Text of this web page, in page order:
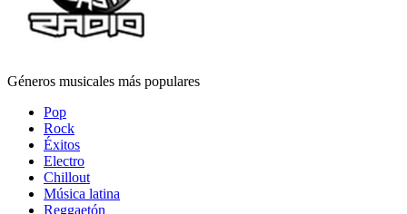
Géneros musicales más populares
Pop
Rock
Éxitos
Electro
Chillout
Música latina
Reggaetón